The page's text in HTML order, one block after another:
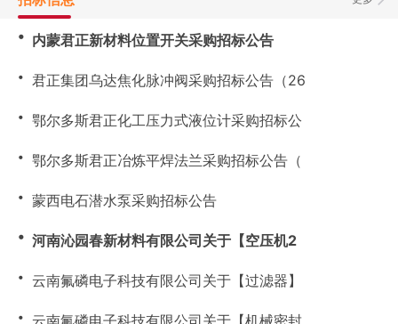
・ 内蒙君正新材料位置开关采购招标公告
・ 君正集团乌达焦化脉冲阀采购招标公告（26
・ 鄂尔多斯君正化工压力式液位计采购招标公
・ 鄂尔多斯君正冶炼平焊法兰采购招标公告（
・ 蒙西电石潜水泵采购招标公告
・ 河南沁园春新材料有限公司关于【空压机2
・ 云南氟磷电子科技有限公司关于【过滤器】
・ 云南氟磷电子科技有限公司关于【机械密封